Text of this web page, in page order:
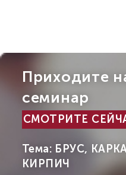
Приходите
семинар
СМОТРИТЕ
Тема: БРУС,
КИРПИЧ